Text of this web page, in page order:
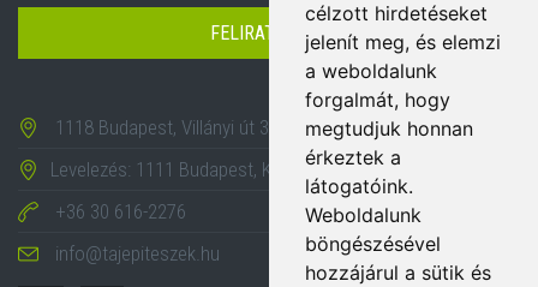
célzott hirdetéseket
jelenít meg, és elemzi
a weboldalunk
forgalmát, hogy
megtudjuk honnan
érkeztek a
látogatóink.
Weboldalunk
böngészésével
hozzájárul a sütik és
FELIRATKOZÁS
1118 Budapest, Villányi út 35-43.
Levelezés: 1111 Budapest, Karinthy Frigyes út 24.
+36 30 616-2276
info@tajepiteszek.hu